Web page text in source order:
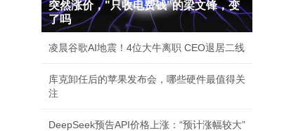
突然涨价，"只收电费钱"的梁文锋，变
了吗
凌晨谷歌AI地震！4位大牛离职 CEO退居二线
库克卸任后的苹果发布会，哪些硬件最值得关
注
DeepSeek预告API价格上涨：“预计涨幅较大”